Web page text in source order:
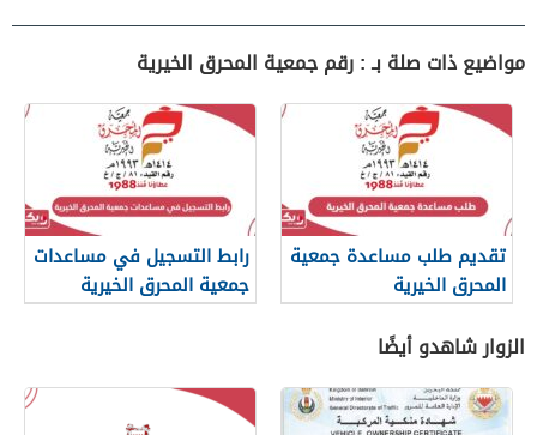
مواضيع ذات صلة بـ : رقم جمعية المحرق الخيرية
تقديم طلب مساعدة جمعية
المحرق الخيرية
رابط التسجيل في مساعدات
جمعية المحرق الخيرية
الزوار شاهدو أيضًا